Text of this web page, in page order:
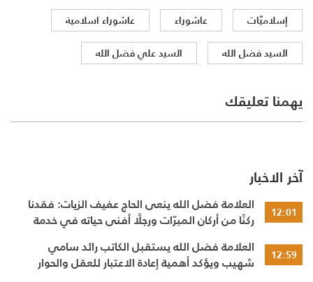
إسلاميّات عاشوراء
عاشوراء اسلامية
السيد فضل الله
السيد علي فضل الله
يهمنا تعليقك
آخر الاخبار
12:01
العلامة فضل الله ينعى الحاج عفيف الزيات: فقدنا
ركنًا من أركان المبرّات ورجلًا أفنى حياته في خدمة
12:59
العلامة فضل الله يستقبل الكاتب رائد سامي
شهيب ويؤكد أهمية إعادة الاعتبار للعقل والحوار